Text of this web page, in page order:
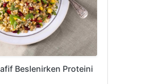
Beslenirken Proteini